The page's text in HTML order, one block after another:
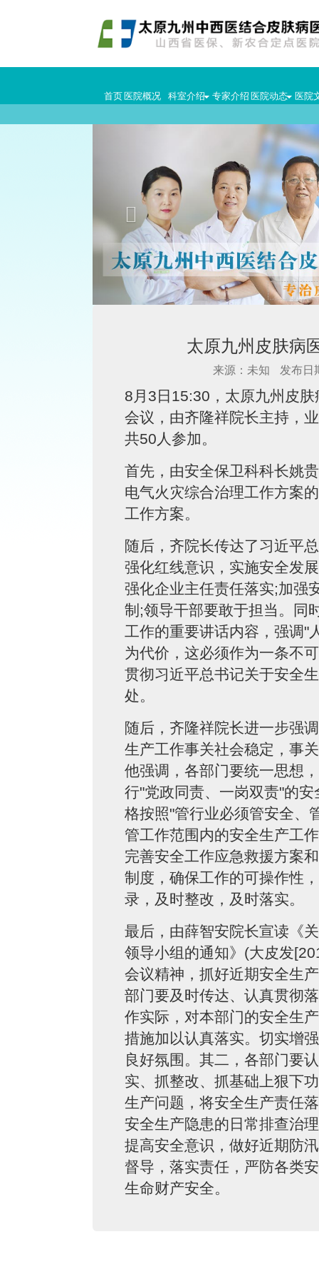
首页 医院概况 科室介绍 专家介绍 医院动态 医院
太原九州皮肤病
来源：未知 发布日
8月3日15:30，太原九州皮
会议，由齐隆祥院长主持，
共50人参加。
首先，由安全保卫科科长姚
电气火灾综合治理工作方案
工作方案。
随后，齐院长传达了习近平
强化红线意识，实施安全发
强化企业主任责任落实;加强
制;领导干部要敢于担当。同
工作的重要讲话内容，强调"
为代价，这必须作为一条不
贯彻习近平总书记关于安全
处。
随后，齐隆祥院长进一步强
生产工作事关社会稳定，事
他强调，各部门要统一思想
行"党政同责、一岗双责"的
格按照"管行业必须管安全、
管工作范围内的安全生产工
完善安全工作应急救援方案
制度，确保工作的可操作性
录，及时整改，及时落实。
最后，由薛智安院长宣读《
领导小组的通知》(大皮发
会议精神，抓好近期安全生
部门要及时传达、认真贯彻
作实际，对本部门的安全生
措施加以认真落实。切实增
良好氛围。其二，各部门要
实、抓整改、抓基础上狠下
生产问题，将安全生产责任
安全生产隐患的日常排查治
提高安全意识，做好近期防
督导，落实责任，严防各类
生命财产安全。